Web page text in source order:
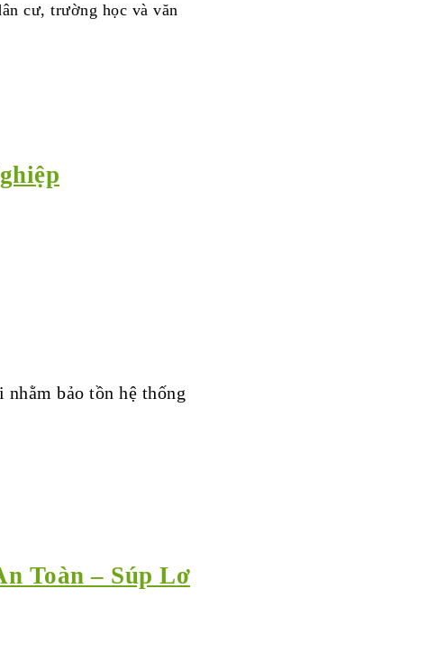
cư, trường học và văn
bảo tồn hệ thống
Toàn – Súp Lơ